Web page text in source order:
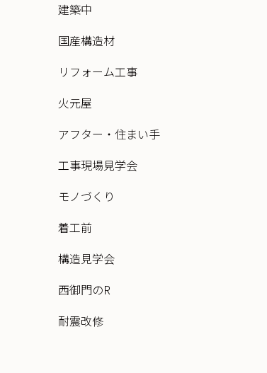
建築中
国産構造材
リフォーム工事
火元屋
アフター・住まい手
工事現場見学会
モノづくり
着工前
構造見学会
西御門のR
耐震改修